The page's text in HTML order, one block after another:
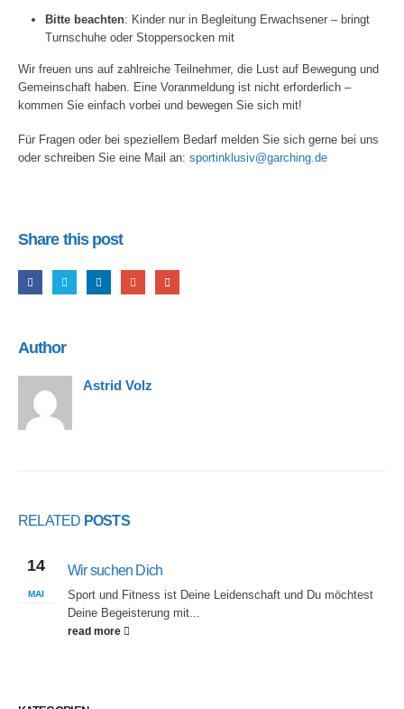
Bitte beachten: Kinder nur in Begleitung Erwachsener – bringt
Turnschuhe oder Stoppersocken mit
Wir freuen uns auf zahlreiche Teilnehmer, die Lust auf Bewegung und
Gemeinschaft haben. Eine Voranmeldung ist nicht erforderlich –
kommen Sie einfach vorbei und bewegen Sie sich mit!
Für Fragen oder bei speziellem Bedarf melden Sie sich gerne bei uns
oder schreiben Sie eine Mail an: sportinklusiv@garching.de
Share this post
Author
Astrid Volz
RELATED POSTS
14
MAI
Wir suchen Dich
Sport und Fitness ist Deine Leidenschaft und Du möchtest
Deine Begeisterung mit...
read more